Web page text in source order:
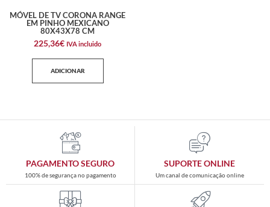
MÓVEL DE TV CORONA RANGE
EM PINHO MEXICANO
80X43X78 CM
225,36€ IVA incluido
ADICIONAR
PAGAMENTO SEGURO
100% de segurança no pagamento
SUPORTE ONLINE
Um canal de comunicação online